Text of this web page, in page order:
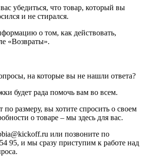
убедиться, что товар, который вы
и не стирался.
о том, как действовать,
«Возвраты».
на которые вы не нашли ответа?
будет рада помочь вам во всем.
размеру, вы хотите спросить о своем
о товаре – мы здесь для вас.
или позвоните по
95, и мы сразу приступим к работе над